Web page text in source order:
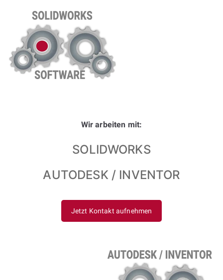
Wir arbeiten mit:
SOLIDWORKS
AUTODESK / INVENTOR
Jetzt Kontakt aufnehmen